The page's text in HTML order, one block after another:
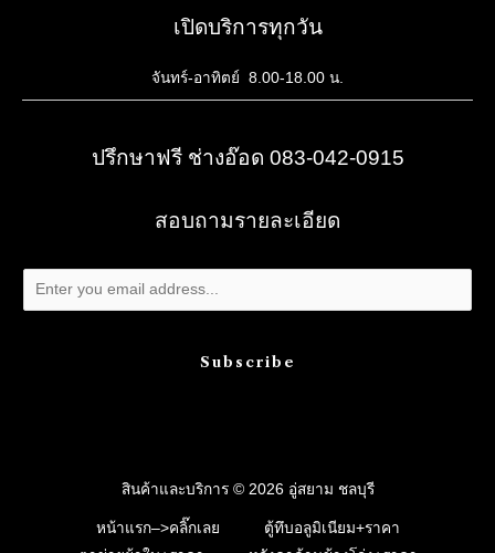
เปิดบริการทุกวัน
จันทร์-อาทิตย์ 8.00-18.00 น.
ปรึกษาฟรี ช่างอ๊อด 083-042-0915
สอบถามรายละเอียด
Subscribe
สินค้าและบริการ © 2026 อู่สยาม ชลบุรี
หน้าแรก–>คลิ๊กเลย
ตู้ทึบอลูมิเนียม+ราคา